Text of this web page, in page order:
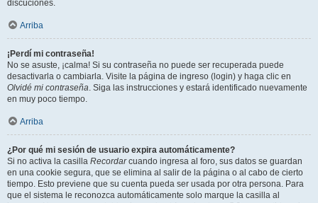
discuciones.
Arriba
¡Perdí mi contraseña!
No se asuste, ¡calma! Si su contraseña no puede ser recuperada puede
desactivarla o cambiarla. Visite la página de ingreso (login) y haga clic en
Olvidé mi contraseña. Siga las instrucciones y estará identificado nuevamente
en muy poco tiempo.
Arriba
¿Por qué mi sesión de usuario expira automáticamente?
Si no activa la casilla Recordarcuando ingresa al foro, sus datos se guardan
en una cookie segura, que se elimina al salir de la página o al cabo de cierto
tiempo. Esto previene que su cuenta pueda ser usada por otra persona. Para
que el sistema le reconozca automáticamente solo marque la casilla al